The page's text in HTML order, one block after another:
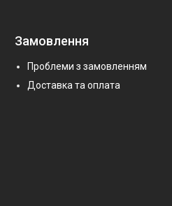
Замовлення
Проблеми з замовленням
Доставка та оплата